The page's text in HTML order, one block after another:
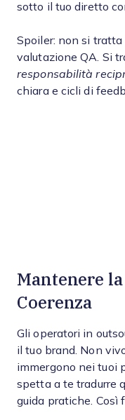
sotto il tuo diretto
Spoiler: non si tratta
valutazione QA. Si
responsabilità
chiara e cicli di
Mantenere
Coerenza
Gli operatori in
il tuo brand. Non
immergono nei tuoi
spetta a te tradurre
guida pratiche. Così